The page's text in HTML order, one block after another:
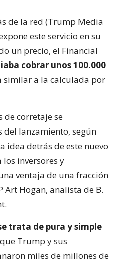
de la red (Trump Media
este servicio en su
un precio, el Financial
cobrar unos 100.000
similar a la calculada por
de corretaje se
del lanzamiento, según
idea detrás de este nuevo
los inversores y
ventaja de una fracción
Art Hogan, analista de B.
trata de pura y simple
Trump y sus
miles de millones de